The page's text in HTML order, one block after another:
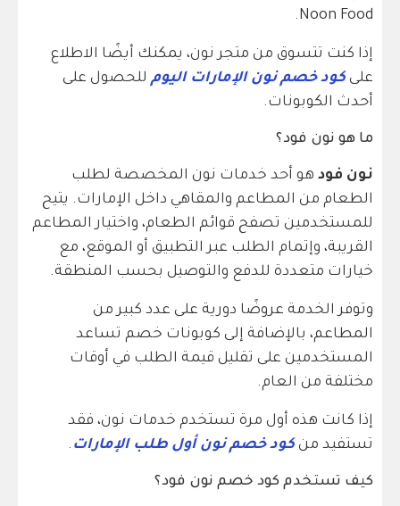
Noon Food.
إذا كنت تتسوق من متجر نون، يمكنك أيضًا الاطلاع
على كود خصم نون الإمارات اليوم للحصول على
أحدث الكوبونات.
ما هو نون فود؟
نون فود هو أحد خدمات نون المخصصة لطلب
الطعام من المطاعم والمقاهي داخل الإمارات. يتيح
للمستخدمين تصفح قوائم الطعام، واختيار المطاعم
القريبة، وإتمام الطلب عبر التطبيق أو الموقع، مع
خيارات متعددة للدفع والتوصيل بحسب المنطقة.
وتوفر الخدمة عروضًا دورية على عدد كبير من
المطاعم، بالإضافة إلى كوبونات خصم تساعد
المستخدمين على تقليل قيمة الطلب في أوقات
مختلفة من العام.
إذا كانت هذه أول مرة تستخدم خدمات نون، فقد
تستفيد من كود خصم نون أول طلب الإمارات .
كيف تستخدم كود خصم نون فود؟